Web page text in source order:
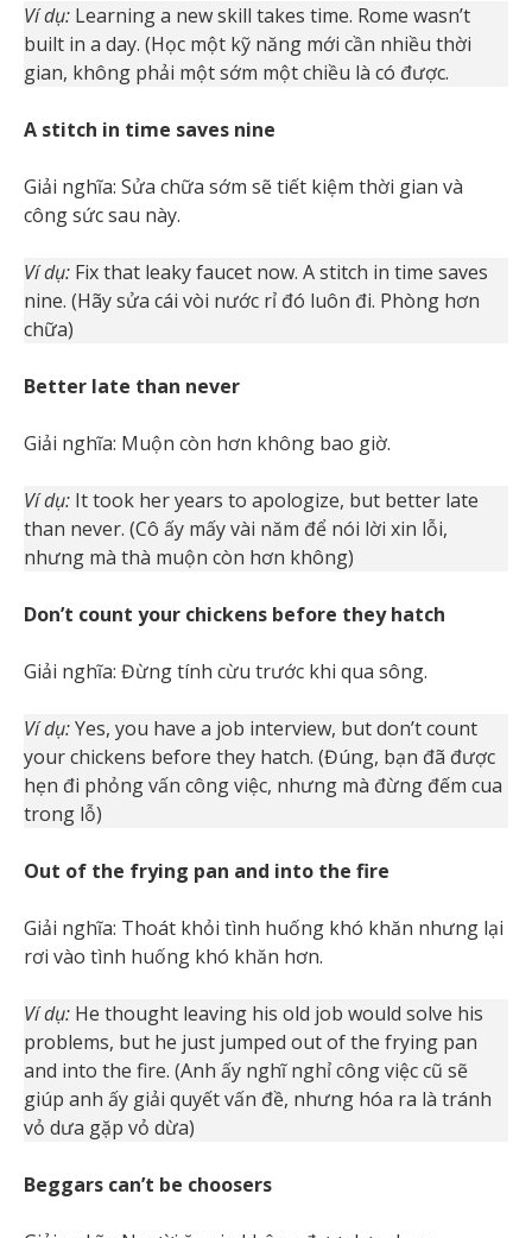
Ví dụ: Learning a new skill takes time. Rome wasn’t
built in a day. (Học một kỹ năng mới cần nhiều thời
gian, không phải một sớm một chiều là có được.
A stitch in time saves nine
Giải nghĩa: Sửa chữa sớm sẽ tiết kiệm thời gian và
công sức sau này.
Ví dụ: Fix that leaky faucet now. A stitch in time saves
nine. (Hãy sửa cái vòi nước rỉ đó luôn đi. Phòng hơn
chữa)
Better late than never
Giải nghĩa: Muộn còn hơn không bao giờ.
Ví dụ: It took her years to apologize, but better late
than never. (Cô ấy mấy vài năm để nói lời xin lỗi,
nhưng mà thà muộn còn hơn không)
Don’t count your chickens before they hatch
Giải nghĩa: Đừng tính cừu trước khi qua sông.
Ví dụ:Yes, you have a job interview, but don’t count
your chickens before they hatch. (Đúng, bạn đã được
hẹn đi phỏng vấn công việc, nhưng mà đừng đếm cua
trong lỗ)
Out of the frying pan and into the fire
Giải nghĩa: Thoát khỏi tình huống khó khăn nhưng lại
rơi vào tình huống khó khăn hơn.
Ví dụ: He thought leaving his old job would solve his
problems, but he just jumped out of the frying pan
and into the fire. (Anh ấy nghĩ nghỉ công việc cũ sẽ
giúp anh ấy giải quyết vấn đề, nhưng hóa ra là tránh
vỏ dưa gặp vỏ dừa)
Beggars can’t be choosers